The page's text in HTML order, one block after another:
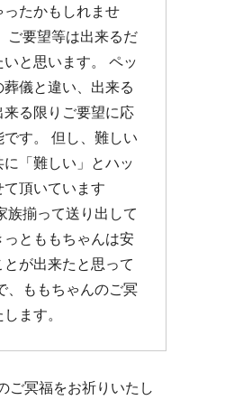
ったかもしれませ
ご要望等は出来るだ
と思います。 ペッ
葬儀と違い、出来る
来る限りご要望に応
です。 但し、難しい
に「難しい」とハッ
頂いています
族揃って送り出して
とももちゃんは安
が出来たと思って
、ももちゃんのご冥
ます。
ご冥福をお祈りいたし